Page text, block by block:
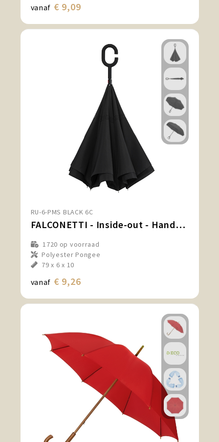
vanaf € 9,09
RU-6-PMS BLACK 6C
FALCONETTI - Inside-out - Handopening - Windproof - 105 cm
1720 op voorraad
Polyester Pongee
79 x 6 x 10
vanaf € 9,26